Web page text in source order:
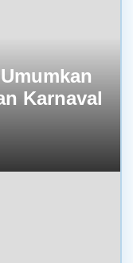
Karnaval